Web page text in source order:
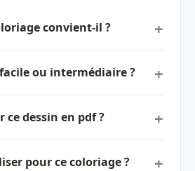
convient-il ?
ou intermédiaire ?
ce dessin en pdf ?
pour ce coloriage ?